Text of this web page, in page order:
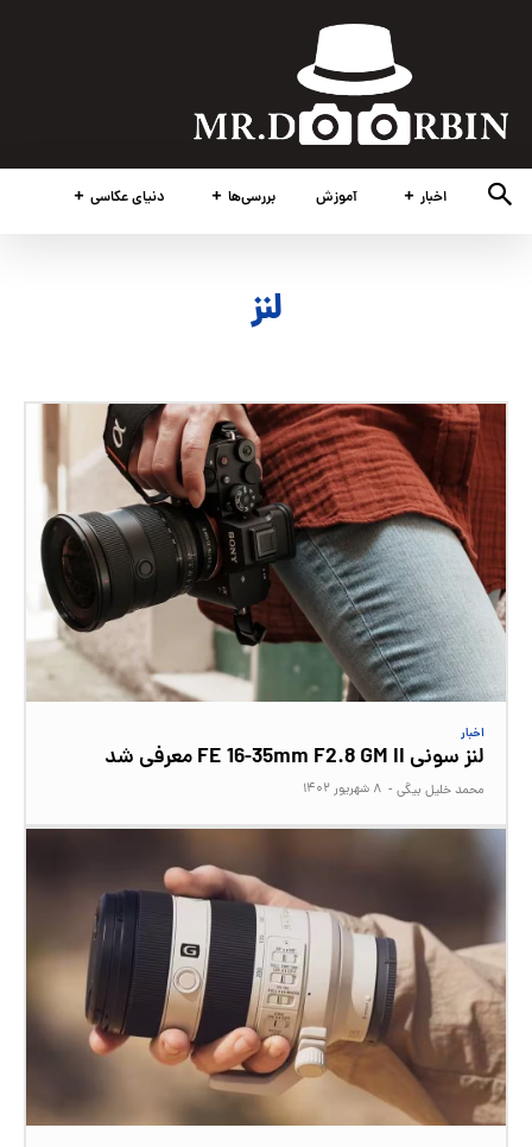
دنیای عکاسی بررسی‌ها آموزش اخبار
لنز
اخبار
لنز سونی FE 16-35mm F2.8 GM II معرفی شد
محمد خلیل بیگی - ۸ شهریور ۱۴۰۲